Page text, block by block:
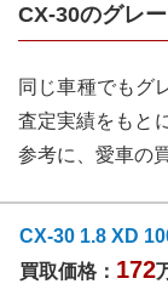
CX-30のグレ
同じ車種でもグ
査定実績をもと
参考に、愛車の
CX-30 1.8 XD
買取価格： 172